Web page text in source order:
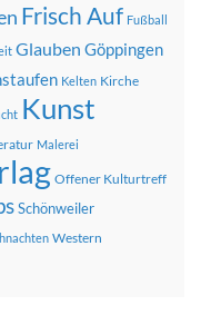
Frisch Auf Fußball
Glauben Göppingen
Kelten Kirche
Kunst
Malerei
Offener Kulturtreff
Schönweiler
Western